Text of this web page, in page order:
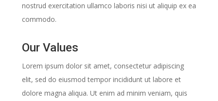
nostrud exercitation ullamco laboris nisi ut aliquip ex ea
commodo.
Our Values
Lorem ipsum dolor sit amet, consectetur adipiscing
elit, sed do eiusmod tempor incididunt ut labore et
dolore magna aliqua. Ut enim ad minim veniam, quis